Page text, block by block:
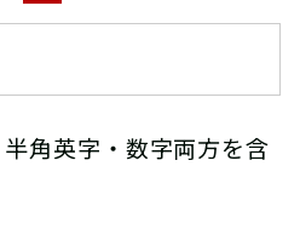
半角英字・数字両方を含